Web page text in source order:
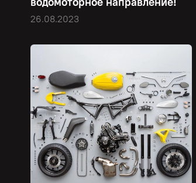
26.08.2023